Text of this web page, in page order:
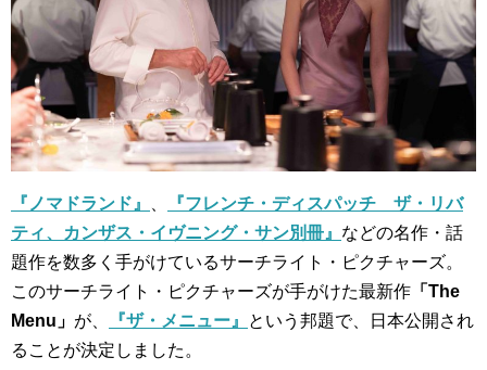
『ノマドランド』
『フレンチ・ディスパッチ ザ・リバ
ティ、カンザス・イヴニング・サン別冊』 などの名作・話
題作を数多く手がけているサーチライト・ピクチャーズ。
このサーチライト・ピクチャーズが手がけた最新作 「The
Menu」 が、 『ザ・メニュー』
という邦題で、日本公開され
ることが決定しました。